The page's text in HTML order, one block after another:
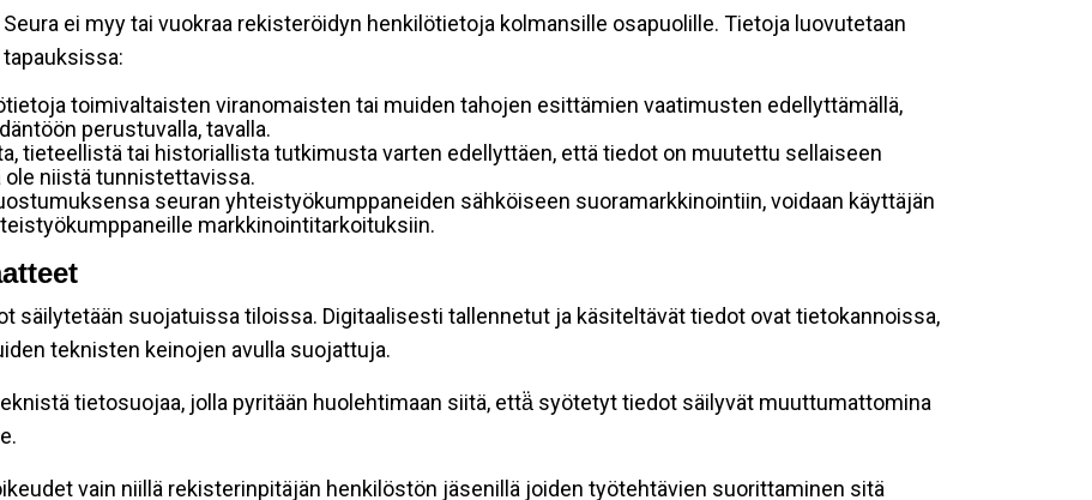
ei myy tai vuokraa rekisteröidyn henkilötietoja kolmansille osapuolille. Tietoja luovutetaan
toimivaltaisten viranomaisten tai muiden tahojen esittämien vaatimusten edellyttämällä,
perustuvalla, tavalla.
tieteellistä tai historiallista tutkimusta varten edellyttäen, että tiedot on muutettu sellaiseen
ole niistä tunnistettavissa.
seuran yhteistyökumppaneiden sähköiseen suoramarkkinointiin, voidaan käyttäjän
markkinointitarkoituksiin.
säilytetään suojatuissa tiloissa. Digitaalisesti tallennetut ja käsiteltävät tiedot ovat tietokannoissa,
teknisten keinojen avulla suojattuja.
tietosuojaa, jolla pyritään huolehtimaan siitä, että̈ syötetyt tiedot säilyvät muuttumattomina
vain niillä rekisterinpitäjän henkilöstön jäsenillä joiden työtehtävien suorittaminen sitä